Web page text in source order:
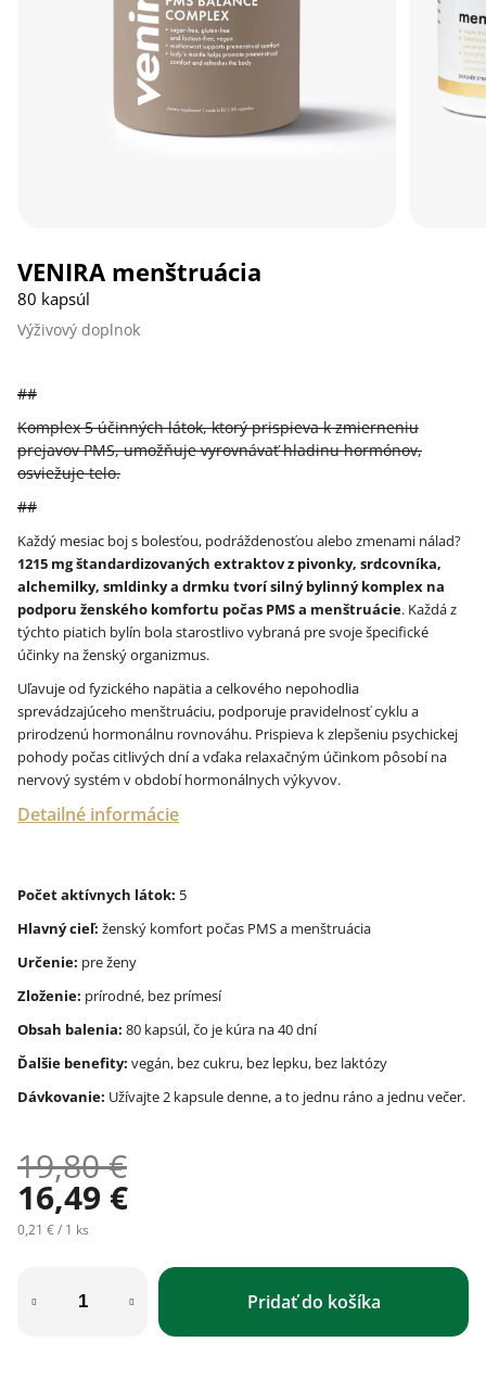
##
Komplex 5 účinných látok, ktorý prispieva k zmierneniu
prejavov PMS, umožňuje vyrovnávať hladinu hormónov,
osviežuje telo.
##
Každý mesiac boj s bolesťou, podráždenosťou alebo zmenami nálad?
1215 mg štandardizovaných extraktov z pivonky, srdcovníka,
alchemilky, smldinky a drmku tvorí silný bylinný komplex na
podporu ženského komfortu počas PMS a menštruácie. Každá z
týchto piatich bylín bola starostlivo vybraná pre svoje špecifické
účinky na ženský organizmus.
Uľavuje od fyzického napätia a celkového nepohodlia
sprevádzajúceho menštruáciu, podporuje pravidelnosť cyklu a
prirodzenú hormonálnu rovnováhu. Prispieva k zlepšeniu psychickej
pohody počas citlivých dní a vďaka relaxačným účinkom pôsobí na
nervový systém v období hormonálnych výkyvov.
Detailné informácie
Počet aktívnych látok: 5
Hlavný cieľ: ženský komfort počas PMS a menštruácia
Určenie: pre ženy
Zloženie: prírodné, bez prímesí
Obsah balenia: 80 kapsúl, čo je kúra na 40 dní
Ďalšie benefity: vegán, bez cukru, bez lepku, bez laktózy
Dávkovanie: Užívajte 2 kapsule denne, a to jednu ráno a jednu večer.
19,80 €
16,49 €
Jednotková cena:
0,21 € / 1 ks
Pridať do košíka
VENIRA menštruácia
80 kapsúl
Výživový doplnok